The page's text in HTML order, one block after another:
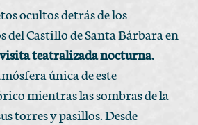
ocultos detrás de los
del Castillo de Santa Bárbara en
teatralizada nocturna.
única de este
mientras las sombras de la
torres y pasillos. Desde